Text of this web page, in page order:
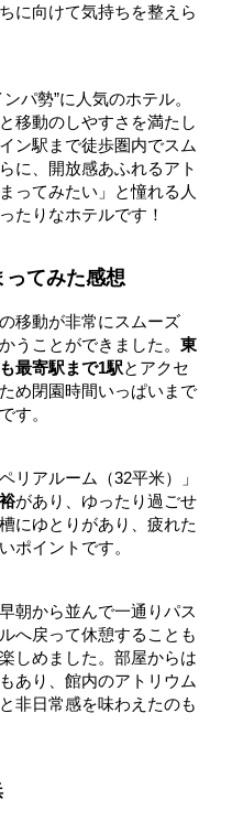
に向けて気持ちを整えら
パ勢”に人気のホテル。
移動のしやすさを満たし
ン駅まで徒歩圏内でスム
に、開放感あふれるアト
ってみたい」と憧れる人
たりなホテルです！
ってみた感想
移動が非常にスムーズ
うことができました。 東
最寄駅まで1駅とアクセ
め閉園時間いっぱいまで
す。
リアルーム（32平米）」
があり、ゆったり過ごせ
にゆとりがあり、疲れた
ポイントです。
朝から並んで一通りパス
へ戻って休憩することも
しめました。部屋からは
あり、館内のアトリウム
非日常感を味わえたのも